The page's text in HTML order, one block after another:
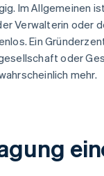
Im Allgemeinen
Verwalterin oder
Ein
oder
mehr.